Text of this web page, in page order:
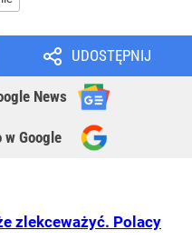
UDOSTĘPNIJ
News
w Google
zlekceważyć. Polacy